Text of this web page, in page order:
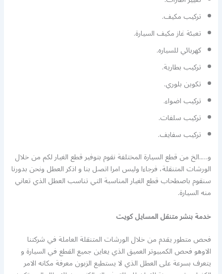
تركيب مكيف.
تعبئة غاز مكيف السيارة.
كهربائي للسياره.
تركيب بطارية.
تكوين بلوري.
تركيب اضواء.
تركيب سلفات.
تركيب سفايف.
و…..الخ من قطع السيارة المختلفة نقوم بتوفير قطع الغيار لكم من خلال
الورشات المتنقلة، فرجاءا وليس امرا اتصل بنا و اذكر العطل ونحن بدورنا
سنقوم باصطحاب قطع الغيار المناسبة التي تناسب العطل الذي تعاني
منه السيارة.
خدمة بنشر متنقل المسايل كويت
فحص متطور يقدم من خلال الورشات المتنقلة العاملة في شركتنا
الاوهو فحص الكمبيوتر العميق الذي يعاين جميع القطع في السيارة و
يتعرف بسرعة على العطل الذي لا يستطيع الزبون معرفة مكانه الامر